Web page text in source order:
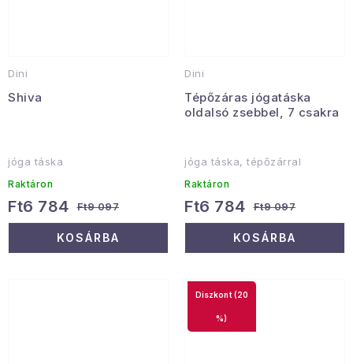
Dini
Shiva
jóga táska
Raktáron
Ft6 784 Ft9 097
KOSÁRBA
Dini
Tépőzáras jógatáska
oldalsó zsebbel, 7 csakra
jóga táska, tépőzárral
Raktáron
Ft6 784 Ft9 097
KOSÁRBA
(20
%)